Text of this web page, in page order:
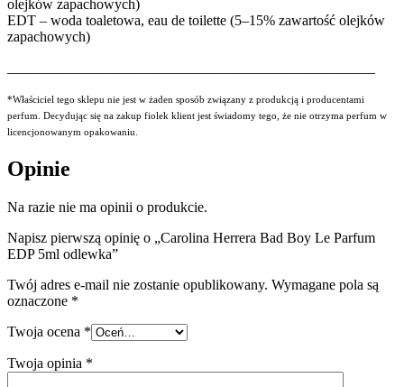
olejków zapachowych)
EDT – woda toaletowa, eau de toilette (5–15% zawartość olejków
zapachowych)
*Właściciel tego sklepu nie jest w żaden sposób związany z produkcją i producentami
perfum. Decydując się na zakup fiolek klient jest świadomy tego, że nie otrzyma perfum w
licencjonowanym opakowaniu.
Opinie
Na razie nie ma opinii o produkcie.
Napisz pierwszą opinię o „Carolina Herrera Bad Boy Le Parfum
EDP 5ml odlewka”
Twój adres e-mail nie zostanie opublikowany. Wymagane pola są
oznaczone *
Twoja ocena *
Twoja opinia *